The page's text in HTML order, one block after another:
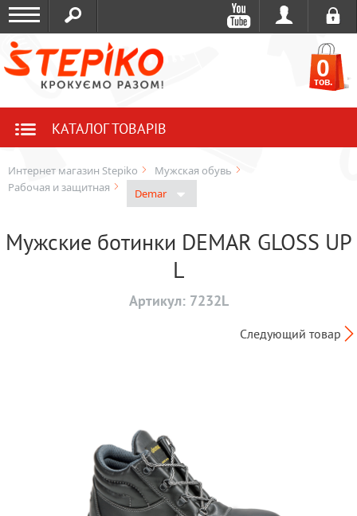
0
тов.
КАТАЛОГ ТОВАРІВ
Интернет магазин Stepiko
Мужская обувь
Рабочая и защитная
Demar
Мужские ботинки DEMAR GLOSS UP
L
Артикул: 7232L
Следующий товар